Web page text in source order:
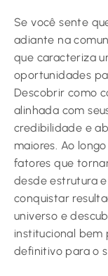
Se você sente
adiante na
que caracteriza
oportunidades
Descobrir como
alinhada com
credibilidade e
maiores. Ao
fatores que
desde estrutura
conquistar
universo e
institucional bem
definitivo para o